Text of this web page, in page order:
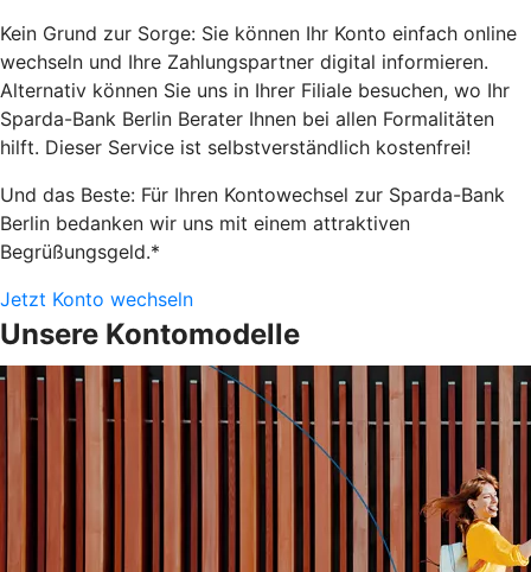
Kein Grund zur Sorge: Sie können Ihr Konto einfach online
wechseln und Ihre Zahlungspartner digital informieren.
Alternativ können Sie uns in Ihrer Filiale besuchen, wo Ihr
Sparda-Bank Berlin Berater Ihnen bei allen Formalitäten
hilft. Dieser Service ist selbstverständlich kostenfrei!
Und das Beste: Für Ihren Kontowechsel zur Sparda-Bank
Berlin bedanken wir uns mit einem attraktiven
Begrüßungsgeld.*
Jetzt Konto wechseln
Unsere Kontomodelle